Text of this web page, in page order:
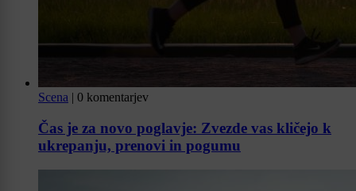
Scena | 0 komentarjev
Čas je za novo poglavje: Zvezde vas kličejo k
ukrepanju, prenovi in pogumu